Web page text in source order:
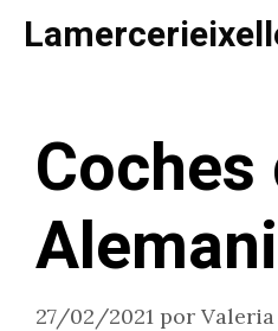
Saltar
27/02/2021 por Valeria